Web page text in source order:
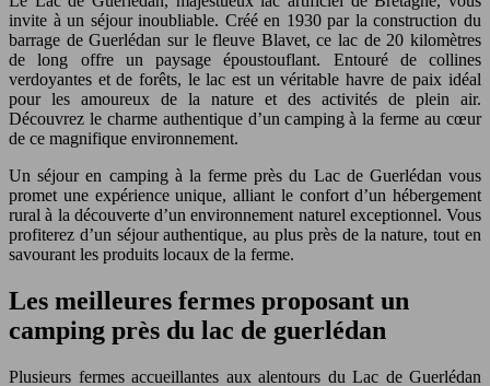
invite à un séjour inoubliable. Créé en 1930 par la construction du
barrage de Guerlédan sur le fleuve Blavet, ce lac de 20 kilomètres
de long offre un paysage époustouflant. Entouré de collines
verdoyantes et de forêts, le lac est un véritable havre de paix idéal
pour les amoureux de la nature et des activités de plein air.
Découvrez le charme authentique d’un camping à la ferme au cœur
de ce magnifique environnement.
Un séjour en camping à la ferme près du Lac de Guerlédan vous
promet une expérience unique, alliant le confort d’un hébergement
rural à la découverte d’un environnement naturel exceptionnel. Vous
profiterez d’un séjour authentique, au plus près de la nature, tout en
savourant les produits locaux de la ferme.
Les meilleures fermes proposant un
camping près du lac de guerlédan
Plusieurs fermes accueillantes aux alentours du Lac de Guerlédan